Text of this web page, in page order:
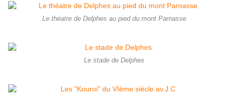
Le théatre de Delphes au pied du mont Parnasse
Le stade de Delphes